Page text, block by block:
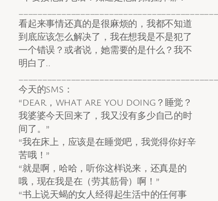
看起来事情还真的是很麻烦的，我都不知道
到底应该怎么解决了，我在想我是不是犯了
一个错误？或者说，她需要的是什么？我不
明白了..
今天的SMS：
“DEAR，WHAT ARE YOU DOING？睡觉？
我婆婆今天回来了，我又没有多少自己的时
间了。”
“我在床上，应该是在睡觉吧，我觉得你好辛
苦哦！”
“就是啊，哈哈，听你这样说来，还真是的
哦，现在我是在（劳其筋骨）啊！”
“书上说天蝎的女人经得起生活中的任何事